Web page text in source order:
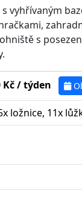
vyhřívaným
s
Kč / týden
ložnice, 11x